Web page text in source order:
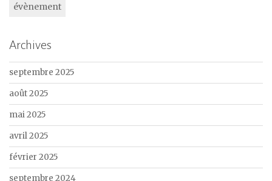
évènement
Archives
septembre 2025
août 2025
mai 2025
avril 2025
février 2025
septembre 2024